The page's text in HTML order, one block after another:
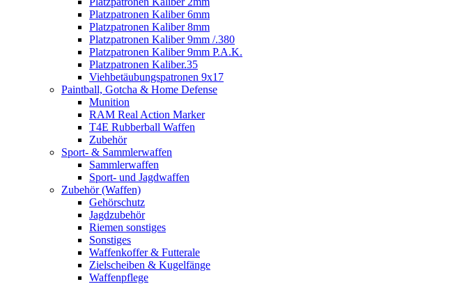
Platzpatronen Kaliber 6mm
Platzpatronen Kaliber 8mm
Platzpatronen Kaliber 9mm /.380
Platzpatronen Kaliber 9mm P.A.K.
Platzpatronen Kaliber.35
Viehbetäubungspatronen 9x17
Paintball, Gotcha & Home Defense
Munition
RAM Real Action Marker
T4E Rubberball Waffen
Zubehör
Sport- & Sammlerwaffen
Sammlerwaffen
Sport- und Jagdwaffen
Zubehör (Waffen)
Gehörschutz
Jagdzubehör
Riemen sonstiges
Sonstiges
Waffenkoffer & Futterale
Zielscheiben & Kugelfänge
Waffenpflege